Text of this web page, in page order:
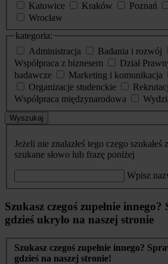
Katowice
Kraków Poznań
Wrocław
kategoria:
Administracja
Badania i rozwój
Współpraca z biznesem
Dział
badawcze
Marketing i komunikacja
Organizacje studenckie
Współpraca międzynarodowa
Wyszukaj
Jeżeli nie znalazłeś tego czego
szukane słowo lub frazę poniżej
Wpisz
Szukasz czegoś zupełnie
gdzieś ukryło na naszej stronie
Szukasz czegoś zupełnie innego?
gdzieś na naszej stronie!